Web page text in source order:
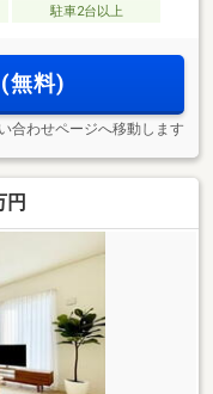
駐車2台以上
無料)
合わせページへ移動します